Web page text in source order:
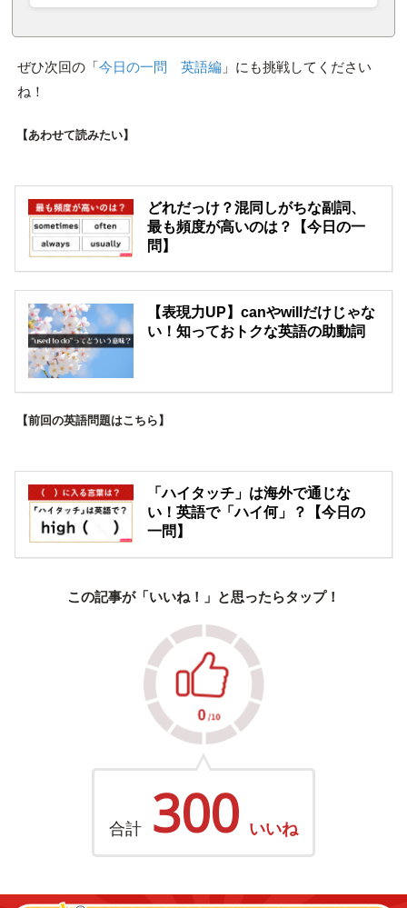
ぜひ次回の「今日の一問 英語編」にも挑戦してください
ね！
【あわせて読みたい】
どれだっけ？混同しがちな副詞、
最も頻度が高いのは？【今日の一
問】
【表現力UP】canやwillだけじゃな
い！知っておトクな英語の助動詞
【前回の英語問題はこちら】
「ハイタッチ」は海外で通じな
い！英語で「ハイ何」？【今日の
一問】
この記事が「いいね！」と思ったらタップ！
合計 300 いいね